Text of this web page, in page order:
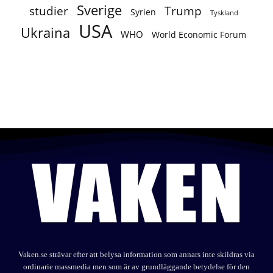
studier Sverige Syrien Trump Tyskland
Ukraina USA WHO World Economic Forum
Vaken.se strävar efter att belysa information som annars inte skildras via
ordinarie massmedia men som är av grundläggande betydelse för den